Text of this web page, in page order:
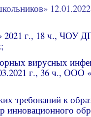
г., 18 ч., ЧОУ
вирусных
г., 36 ч., ООО
требований к